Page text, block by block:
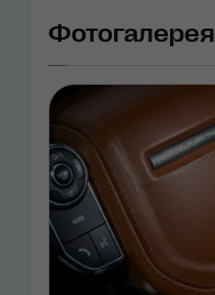
Фотогалерея